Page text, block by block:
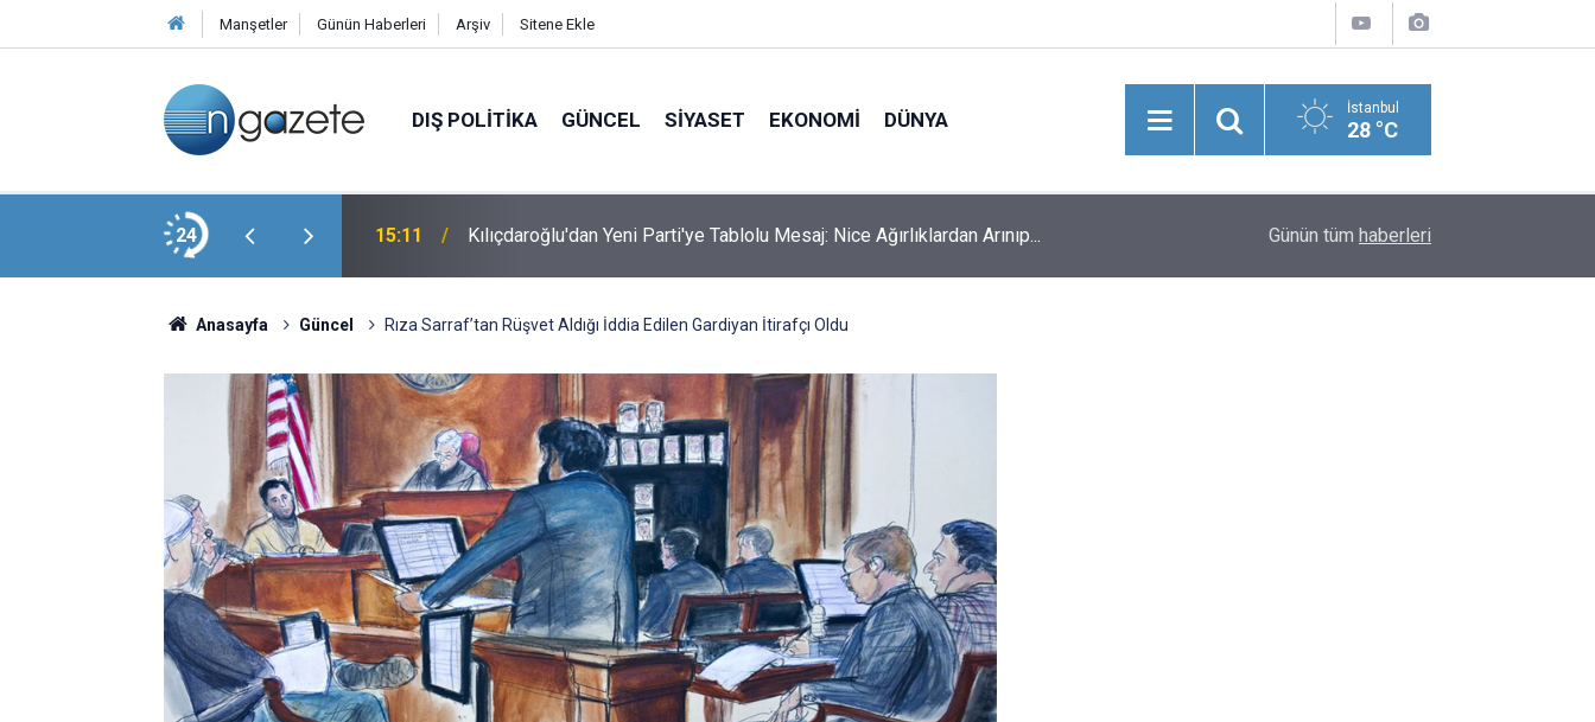
Manşetler Günün Haberleri Arşiv Sitene Ekle
DIŞ POLITIKA GÜNCEL SIYASET EKONOMI DÜNYA İstanbul
28 °C
24 15:11 Kılıçdaroğlu'dan Yeni Parti'ye Tablolu Mesaj: Nice Ağırlıklardan Arınıp... Bakan Uraloğlu Müjdeyi Verdi! 7 Saatlik Yol 1
Günün tüm haberleri
Anasayfa Güncel Rıza Sarraf’tan Rüşvet Aldığı İddia Edilen Gardiyan İtirafçı Oldu